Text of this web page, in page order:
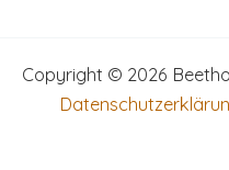
Copyright © 2026